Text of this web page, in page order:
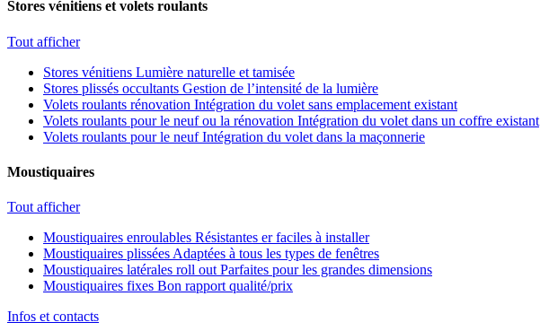
Stores vénitiens et volets roulants
Tout afficher
Stores vénitiens Lumière naturelle et tamisée
Stores plissés occultants Gestion de l’intensité de la lumière
Volets roulants rénovation Intégration du volet sans emplacement existant
Volets roulants pour le neuf ou la rénovation Intégration du volet dans un coffre existant
Volets roulants pour le neuf Intégration du volet dans la maçonnerie
Moustiquaires
Tout afficher
Moustiquaires enroulables Résistantes er faciles à installer
Moustiquaires plissées Adaptées à tous les types de fenêtres
Moustiquaires latérales roll out Parfaites pour les grandes dimensions
Moustiquaires fixes Bon rapport qualité/prix
Infos et contacts